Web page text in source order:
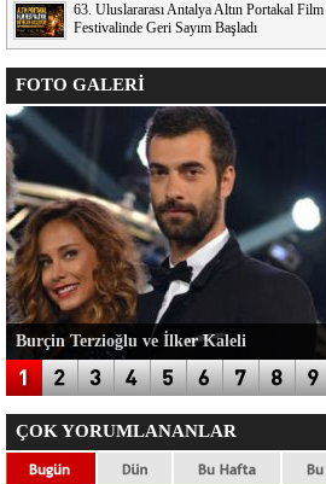
63. Uluslararası Antalya Altın Portakal Film
Festivalinde Geri Sayım Başladı
FOTO GALERİ
Burçin Terzioğlu ve İlker Kaleli
ÇOK YORUMLANANLAR